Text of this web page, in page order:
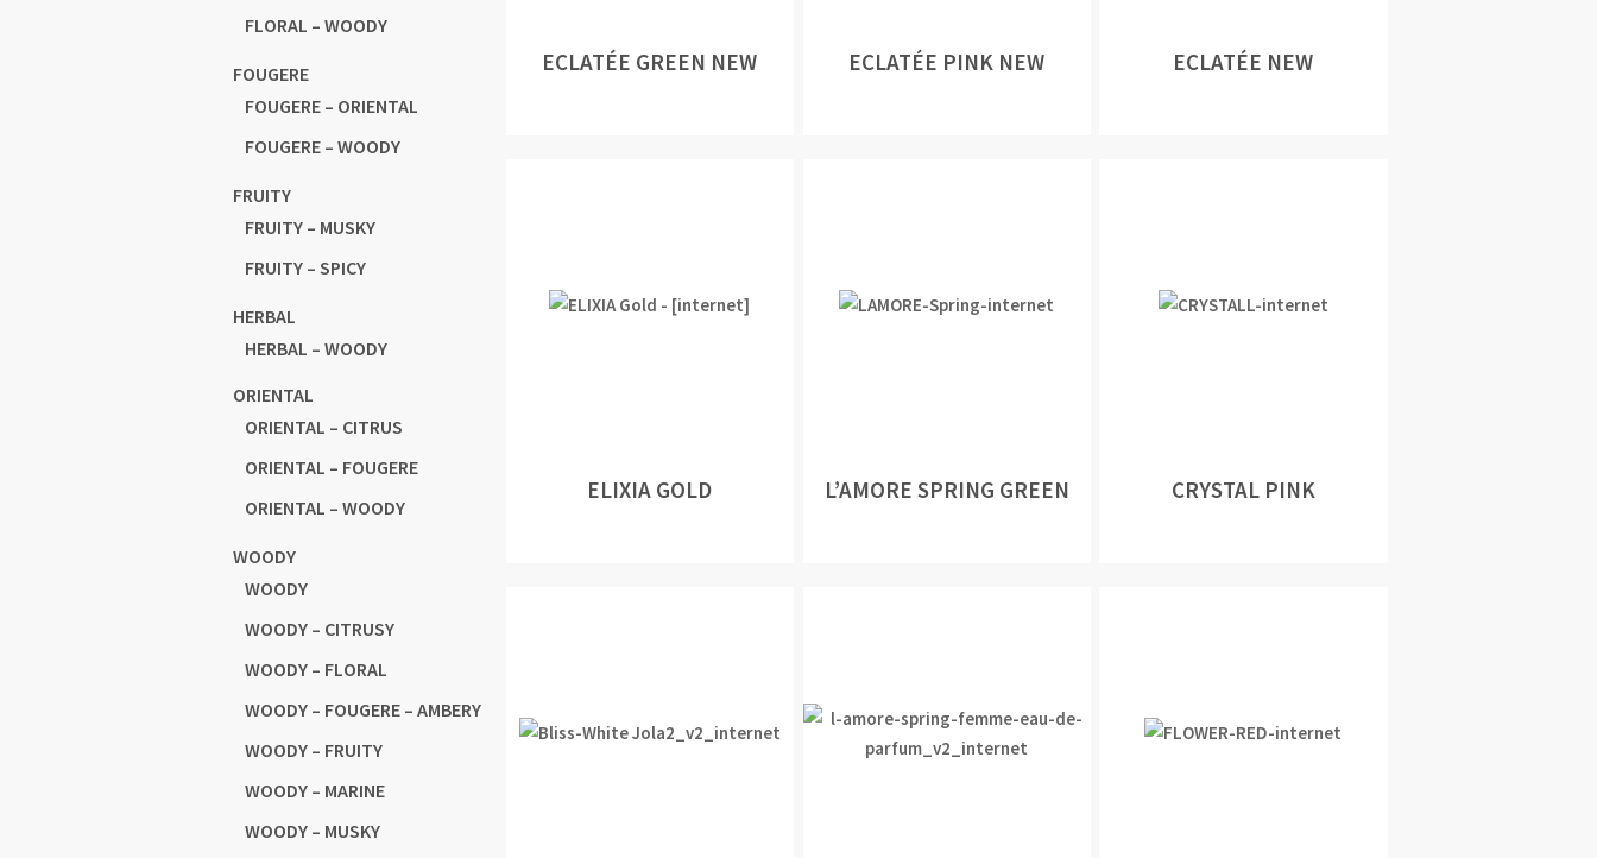
FLORAL – WOODY
FOUGERE
FOUGERE – ORIENTAL
FOUGERE – WOODY
FRUITY
FRUITY – MUSKY
FRUITY – SPICY
HERBAL
HERBAL – WOODY
ORIENTAL
ORIENTAL – CITRUS
ORIENTAL – FOUGERE
ORIENTAL – WOODY
WOODY
WOODY
WOODY – CITRUSY
WOODY – FLORAL
WOODY – FOUGERE – AMBERY
WOODY – FRUITY
WOODY – MARINE
WOODY – MUSKY
ECLATÉE GREEN NEW ECLATÉE PINK NEW ECLATÉE NEW
ELIXIA GOLD L’AMORE SPRING GREEN CRYSTAL PINK